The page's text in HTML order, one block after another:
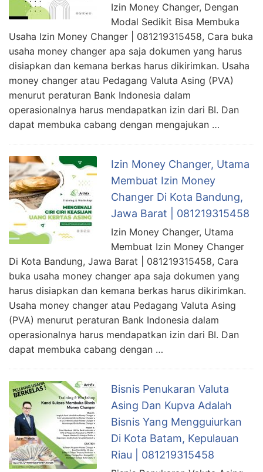
Izin Money Changer, Dengan
Modal Sedikit Bisa Membuka
Usaha Izin Money Changer | 081219315458, Cara buka
usaha money changer apa saja dokumen yang harus
disiapkan dan kemana berkas harus dikirimkan. Usaha
money changer atau Pedagang Valuta Asing (PVA)
menurut peraturan Bank Indonesia dalam
operasionalnya harus mendapatkan izin dari BI. Dan
dapat membuka cabang dengan mengajukan …
Izin Money Changer, Utama
Membuat Izin Money
Changer Di Kota Bandung,
Jawa Barat | 081219315458
Izin Money Changer, Utama
Membuat Izin Money Changer
Di Kota Bandung, Jawa Barat | 081219315458, Cara
buka usaha money changer apa saja dokumen yang
harus disiapkan dan kemana berkas harus dikirimkan.
Usaha money changer atau Pedagang Valuta Asing
(PVA) menurut peraturan Bank Indonesia dalam
operasionalnya harus mendapatkan izin dari BI. Dan
dapat membuka cabang dengan …
Bisnis Penukaran Valuta
Asing Dan Kupva Adalah
Bisnis Yang Mengguiurkan
Di Kota Batam, Kepulauan
Riau | 081219315458